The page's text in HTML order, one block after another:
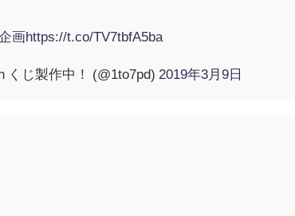
画https://t.co/TV7tbfA5ba
じ製作中！ (@1to7pd) 2019年3月9日